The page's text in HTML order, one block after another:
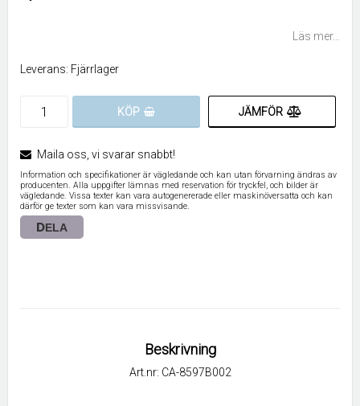
Läs mer...
Leverans: Fjärrlager
KÖP JÄMFÖR
Maila oss, vi svarar snabbt!
Information och specifikationer är vägledande och kan utan förvarning ändras av
producenten. Alla uppgifter lämnas med reservation för tryckfel, och bilder är
vägledande. Vissa texter kan vara autogenererade eller maskinöversatta och kan
därför ge texter som kan vara missvisande.
DELA
Beskrivning
Art.nr: CA-8597B002